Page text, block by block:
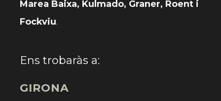
Marea Baixa, Kulmado, Graner, Roent i
Fockviu.
Ens trobaràs a:
GIRONA